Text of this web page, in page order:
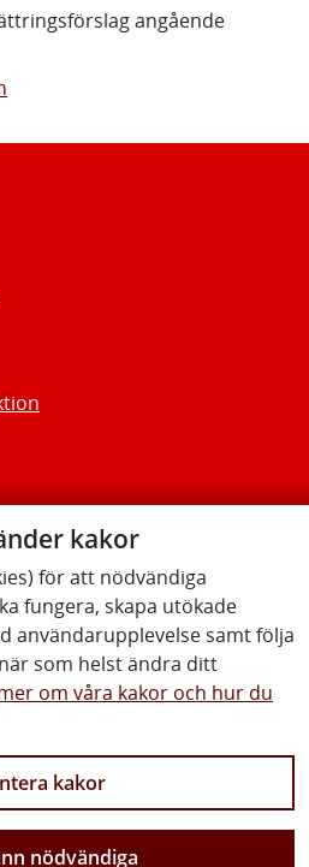
kakor
för att nödvändiga
fungera, skapa utökade
användarupplevelse samt följa
som helst ändra ditt
om våra kakor och hur du
kakor
nödvändiga
angående